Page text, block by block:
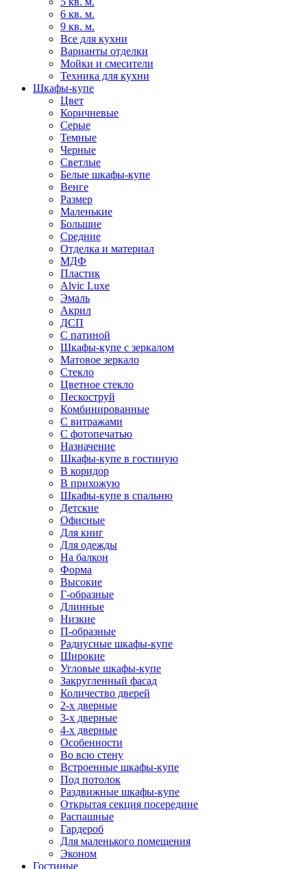
6 кв. м.
9 кв. м.
Все для кухни
Варианты отделки
Мойки и смесители
Техника для кухни
Шкафы-купе
Цвет
Коричневые
Серые
Темные
Черные
Светлые
Белые шкафы-купе
Венге
Размер
Маленькие
Большие
Средние
Отделка и материал
МДФ
Пластик
Alvic Luxe
Эмаль
Акрил
ДСП
С патиной
Шкафы-купе с зеркалом
Матовое зеркало
Стекло
Цветное стекло
Пескоструй
Комбинированные
С витражами
С фотопечатью
Назначение
Шкафы-купе в гостиную
В коридор
В прихожую
Шкафы-купе в спальню
Детские
Офисные
Для книг
Для одежды
На балкон
Форма
Высокие
Г-образные
Длинные
Низкие
П-образные
Радиусные шкафы-купе
Широкие
Угловые шкафы-купе
Закругленный фасад
Количество дверей
2-х дверные
3-х дверные
4-х дверные
Особенности
Во всю стену
Встроенные шкафы-купе
Под потолок
Раздвижные шкафы-купе
Открытая секция посередине
Распашные
Гардероб
Для маленького помещения
Эконом
Гостиные